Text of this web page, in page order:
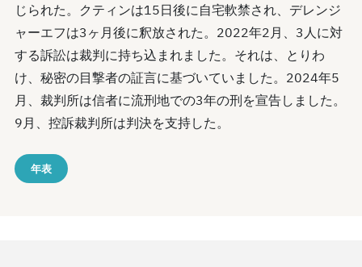
じられた。クティンは15日後に自宅軟禁され、デレンジ
ャーエフは3ヶ月後に釈放された。2022年2月、3人に対
する訴訟は裁判に持ち込まれました。それは、とりわ
け、秘密の目撃者の証言に基づいていました。2024年5
月、裁判所は信者に流刑地での3年の刑を宣告しました。
9月、控訴裁判所は判決を支持した。
年表